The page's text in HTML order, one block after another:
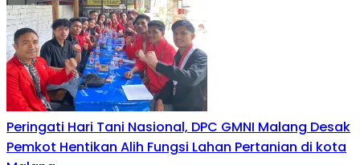
Peringati Hari Tani Nasional, DPC GMNI Malang Desak
Pemkot Hentikan Alih Fungsi Lahan Pertanian di kota